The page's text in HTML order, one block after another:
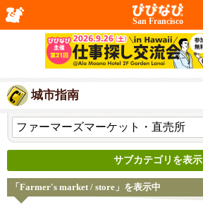
San Francisco
城市指南
サブカテゴリを表示
「Farmer's market / store」を表示中